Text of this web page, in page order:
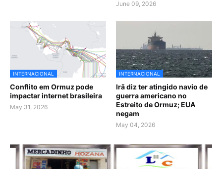
June 09, 2026
INTERNACIONAL
Conflito em Ormuz pode
impactar internet brasileira
May 31, 2026
INTERNACIONAL
Irã diz ter atingido navio de
guerra americano no
Estreito de Ormuz; EUA
negam
May 04, 2026